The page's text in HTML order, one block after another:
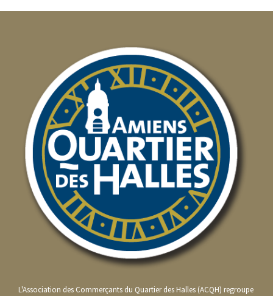
L'Association des Commerçants du Quartier des Halles (ACQH) regroupe